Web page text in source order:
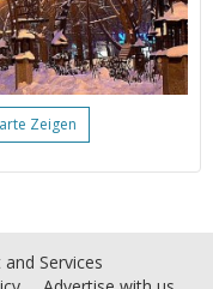
Zeigen
Services